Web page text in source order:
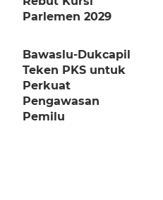
Parlemen 2029
Bawaslu-Dukcapil
Teken PKS untuk
Perkuat
Pengawasan
Pemilu